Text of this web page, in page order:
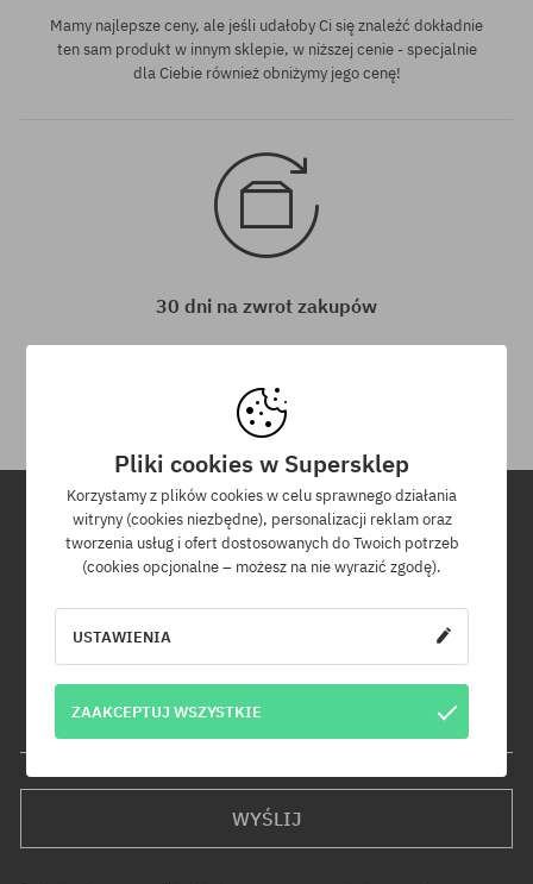
Mamy najlepsze ceny, ale jeśli udałoby Ci się znaleźć dokładnie
ten sam produkt w innym sklepie, w niższej cenie - specjalnie
dla Ciebie również obniżymy jego cenę!
30 dni na zwrot zakupów
Newsletter
Zapisz się do naszego newslettera, a dowiesz się jako pierwszy o
WYŚLIJ
Pliki cookies w Supersklep
Korzystamy z plików cookies w celu sprawnego działania
witryny (cookies niezbędne), personalizacji reklam oraz
tworzenia usług i ofert dostosowanych do Twoich potrzeb
(cookies opcjonalne – możesz na nie wyrazić zgodę).
USTAWIENIA
ZAAKCEPTUJ WSZYSTKIE